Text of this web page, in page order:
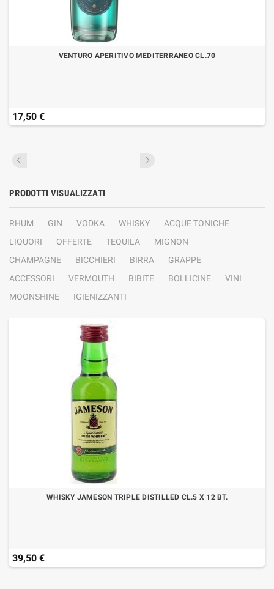
VENTURO APERITIVO MEDITERRANEO CL.70
17,50 €
PRODOTTI VISUALIZZATI
RHUM GIN VODKA WHISKY
ACQUE TONICHE
LIQUORI
OFFERTE TEQUILA
MIGNON
CHAMPAGNE
BICCHIERI BIRRA
GRAPPE
ACCESSORI
VERMOUTH BIBITE BOLLICINE
VINI
MOONSHINE
IGIENIZZANTI
WHISKY JAMESON TRIPLE DISTILLED CL.5 X 12 BT.
39,50 €